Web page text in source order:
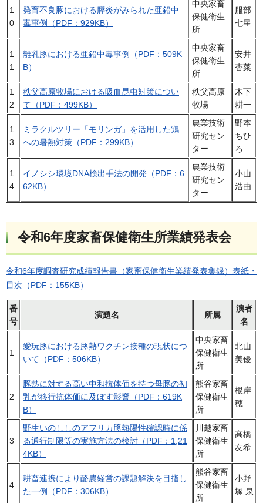
1
0
発育不良豚における膵炎がみられた亜鉛中
毒事例（PDF：929KB）
中央家畜
保健衛生
所
服部
七星
1
1
離乳豚における亜鉛中毒事例（PDF：509K
B）
中央家畜
保健衛生
所
安井
杏菜
1
2
秩父高原牧場における吸血昆虫対策につい
て（PDF：499KB）
秩父高原
牧場
木下
耕一
1
3
ミラクルツリー「モリンガ」を活用した鶏
への暑熱対策（PDF：299KB）
農業技術
研究セン
ター
野本
ちひ
ろ
1
4
イノシシ環境DNA検出手法の開発（PDF：6
62KB）
農業技術
研究セン
ター
小山
浩由
令和6年度家畜保健衛生所業績発表会
令和6年度調査研究成績報告書（家畜保健衛生業績発表集録）表紙・
目次（PDF：155KB）
番
号
演題名 所属
演者
名
1
愛玩豚における豚熱ワクチン接種の現状につ
いて（PDF：506KB）
中央家畜
保健衛生
所
北山
美優
2
豚熱に対する高い中和抗体価を持つ母豚の初
乳が移行抗体価に及ぼす影響（PDF：619K
B）
熊谷家畜
保健衛生
所
根岸
穂
3
野生いのししのアフリカ豚熱陽性確認時に係
る通行制限等の実施方法の検討（PDF：1,21
4KB）
川越家畜
保健衛生
所
高橋
友希
4
耕畜連携により酪農経営の課題解決を目指し
た一例（PDF：306KB）
熊谷家畜
保健衛生
所
小野
塚 泉